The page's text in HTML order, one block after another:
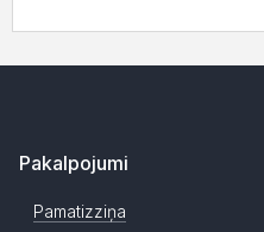
Pakalpojumi
Pamatizziņa